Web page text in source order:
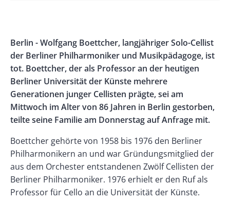
Left
Rectangle
Right
Body
Berlin - Wolfgang Boettcher, langjähriger Solo-Cellist
der Berliner Philharmoniker und Musikpädagoge, ist
tot. Boettcher, der als Professor an der heutigen
Berliner Universität der Künste mehrere
Generationen junger Cellisten prägte, sei am
Mittwoch im Alter von 86 Jahren in Berlin gestorben,
teilte seine Familie am Donnerstag auf Anfrage mit.
Boettcher gehörte von 1958 bis 1976 den Berliner
Philharmonikern an und war Gründungsmitglied der
aus dem Orchester entstandenen Zwölf Cellisten der
Berliner Philharmoniker. 1976 erhielt er den Ruf als
Professor für Cello an die Universität der Künste.